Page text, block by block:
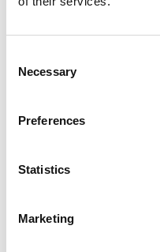
Selection
Necessary
Preferences
Statistics
Marketing